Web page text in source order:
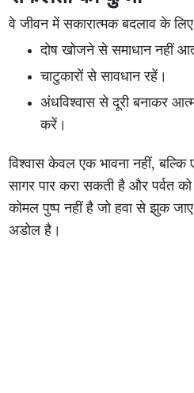
वे जीवन में सकारात्मक बदलाव के
दोष खोजने से समाधान नहीं
चाटुकारों से सावधान रहें।
अंधविश्वास से दूरी बनाकर
करें।
विश्वास केवल एक भावना नहीं,
सागर पार करा सकती है और पर्वत
कोमल पुष्प नहीं है जो हवा से झुक
अडोल है।